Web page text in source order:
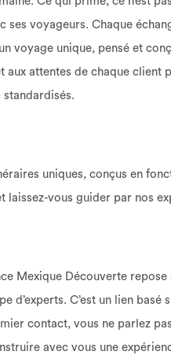
ses voyageurs. Chaque
voyage unique, pensé et
aux attentes de chaque
uniques, conçus en
laissez-vous guider par nos
Mexique Découverte
d’experts. C’est un lien
contact, vous ne parlez
avec vous une